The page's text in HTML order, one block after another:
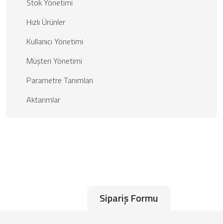
Stok Yönetimi
Hızlı Ürünler
Kullanıcı Yönetimi
Müşteri Yönetimi
Parametre Tanımları
Aktarımlar
Sipariş Formu